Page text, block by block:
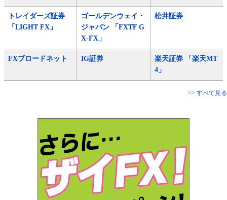
トレイダーズ証券
「LIGHT FX」
ゴールデンウェイ・
ジャパン 「FXTF G
X-FX」
松井証券
FXブロードネット IG証券
楽天証券 「楽天MT
4」
>> すべて見る